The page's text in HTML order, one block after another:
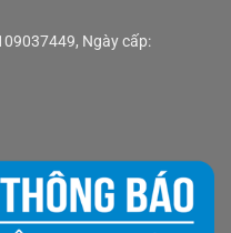
Ngày cấp: